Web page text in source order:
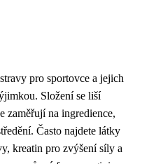
pro sportovce a jejich
Složení se liší
zaměřují na ingredience,
Často najdete látky
kreatin pro zvýšení síly a